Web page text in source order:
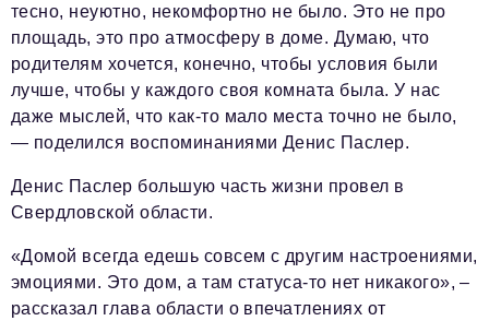
тесно, неуютно, некомфортно не было. Это не про
площадь, это про атмосферу в доме. Думаю, что
родителям хочется, конечно, чтобы условия были
лучше, чтобы у каждого своя комната была. У нас
даже мыслей, что как-то мало места точно не было,
— поделился воспоминаниями Денис Паслер.
Денис Паслер большую часть жизни провел в
Свердловской области.
«Домой всегда едешь совсем с другим настроениями,
эмоциями. Это дом, а там статуса-то нет никакого», –
рассказал глава области о впечатлениях от